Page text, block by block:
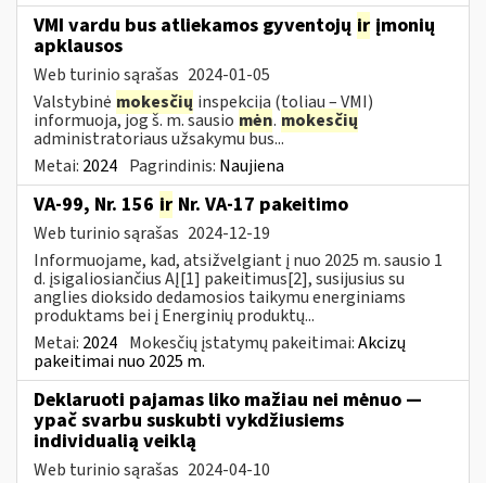
VMI vardu bus atliekamos gyventojų ir įmonių
apklausos
Web turinio sąrašas 2024-01-05
Valstybinė mokesčių inspekcija (toliau – VMI)
informuoja, jog š. m. sausio mėn. mokesčių
administratoriaus užsakymu bus...
Metai: 2024 Pagrindinis: Naujiena
VA-99, Nr. 156 ir Nr. VA-17 pakeitimo
Web turinio sąrašas 2024-12-19
Informuojame, kad, atsižvelgiant į nuo 2025 m. sausio 1
d. įsigaliosiančius AĮ[1] pakeitimus[2], susijusius su
anglies dioksido dedamosios taikymu energiniams
produktams bei į Energinių produktų...
Metai: 2024 Mokesčių įstatymų pakeitimai:Akcizų
pakeitimai nuo 2025 m.
Deklaruoti pajamas liko mažiau nei mėnuo —
ypač svarbu suskubti vykdžiusiems
individualią veiklą
Web turinio sąrašas 2024-04-10